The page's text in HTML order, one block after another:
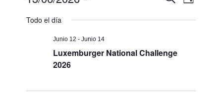
de
Vistas
de
Día
de
Todo el día
Junio 12 -Junio 14
Luxemburger National Challenge
2026